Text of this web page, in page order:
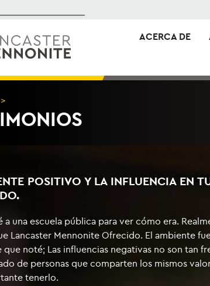
ACERCA DE
>
POSITIVO Y LA INFLUENCIA EN
a una escuela pública para ver cómo era.
Lancaster Mennonite Ofrecido. El ambiente
noté; Las influencias negativas no son tan
de personas que comparten los mismos
tenerlo.